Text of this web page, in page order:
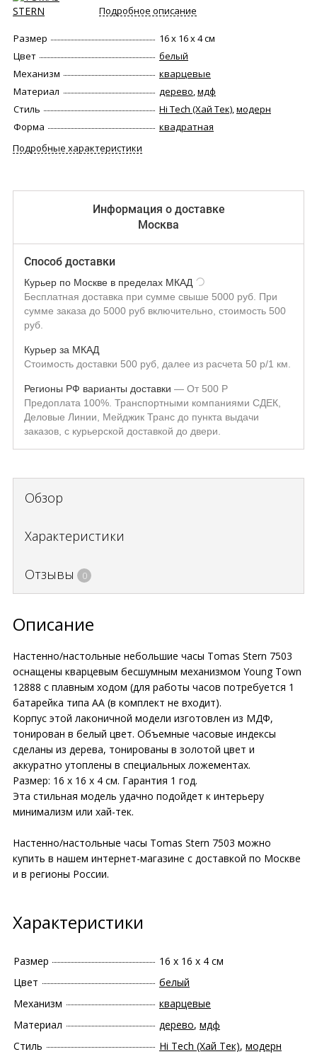
Подробное описание
Размер
16 х 16 х 4 см
Цвет
белый
Механизм
кварцевые
Материал
дерево,мдф
Стиль
Hi Tech (Хай Тек),модерн
Форма
квадратная
Подробные характеристики
Информация о доставке
Москва
Способ доставки
Курьер по Москве в пределах МКАД
Бесплатная доставка при сумме свыше 5000 руб. При
сумме заказа до 5000 руб включительно, стоимость 500
руб.
Курьер за МКАД
Стоимость доставки 500 руб, далее из расчета 50 р/1 км.
Регионы РФ варианты доставки От 500 Р
Предоплата 100%. Транспортными компаниями СДЕК,
Деловые Линии, Мейджик Транс до пункта выдачи
заказов, с курьерской доставкой до двери.
Обзор
Характеристики
Отзывы 0
Описание
Настенно/настольные небольшие часы Tomas Stern 7503
оснащены кварцевым бесшумным механизмом Young Town
12888 c плавным ходом (для работы часов потребуется 1
батарейка типа АА (в комплект не входит).
Корпус этой лаконичной модели изготовлен из МДФ,
тонирован в белый цвет. Объемные часовые индексы
сделаны из дерева, тонированы в золотой цвет и
аккуратно утоплены в специальных ложементах.
Размер: 16 х 16 х 4 см. Гарантия 1 год.
Эта стильная модель удачно подойдет к интерьеру
минимализм или хай-тек.
Настенно/настольные часы Tomas Stern 7503 можно
купить в нашем интернет-магазине с доставкой по Москве
и в регионы России.
Характеристики
Размер
16 х 16 х 4 см
Цвет
белый
Механизм
кварцевые
Материал
дерево, мдф
Стиль
Hi Tech (Хай Тек), модерн